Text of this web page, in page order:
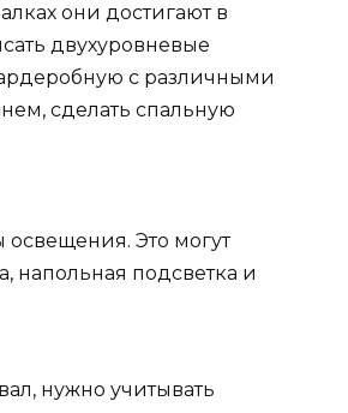
они достигают в
двухуровневые
с различными
сделать спальную
Это могут
напольная подсветка и
нужно учитывать